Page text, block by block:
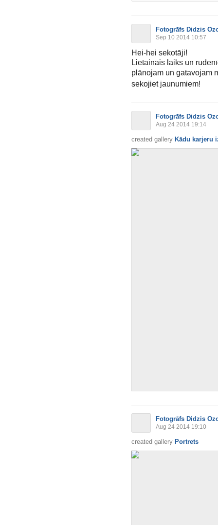
Fotogrāfs Didzis
Sep 10 2014 10:57
Hei-hei sekotāji!
Lietainais laiks un
plānojam un gatavojam
sekojiet jaunumiem!
Fotogrāfs Didzis
Aug 24 2014 19:14
created gallery Kādu karjeru
Fotogrāfs Didzis
Aug 24 2014 19:10
created gallery Portrets